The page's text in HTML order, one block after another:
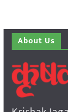
About Us